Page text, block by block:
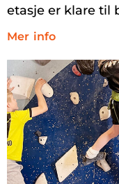
etasje er klare til
Mer info